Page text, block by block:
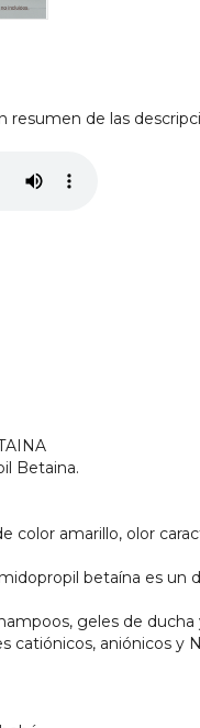
resumen de las
Betaina.
color amarillo, olor
betaína es un
geles de
catiónicos, aniónicos y